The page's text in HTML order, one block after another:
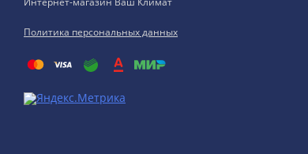
Политика персональных данных